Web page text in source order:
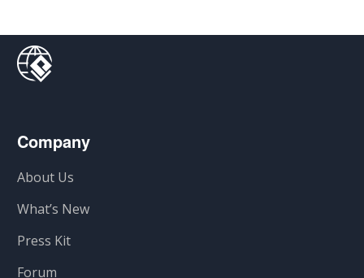
Company
About Us
What’s New
Press Kit
Forum